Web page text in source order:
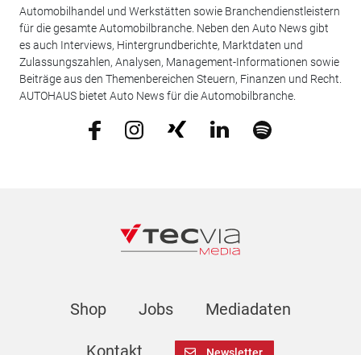
Automobilhandel und Werkstätten sowie Branchendienstleistern
für die gesamte Automobilbranche. Neben den Auto News gibt
es auch Interviews, Hintergrundberichte, Marktdaten und
Zulassungszahlen, Analysen, Management-Informationen sowie
Beiträge aus den Themenbereichen Steuern, Finanzen und Recht.
AUTOHAUS bietet Auto News für die Automobilbranche.
Shop Jobs Mediadaten
Kontakt Newsletter